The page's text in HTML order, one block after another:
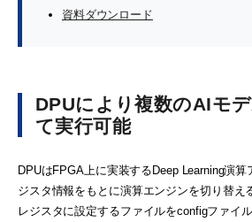
資料ダウンロード
DPUにより複数のAIモ
て実行可能
DPUはFPGA上に実装するDeep Learning演
ジスタ情報をもとに演算エンジンを切り替え
レジスタに設定するファイルをconfigファイ